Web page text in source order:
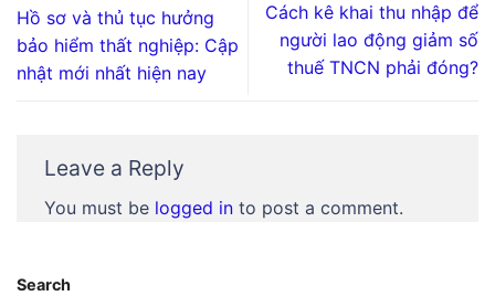
Hồ sơ và thủ tục hưởng
bảo hiểm thất nghiệp: Cập
nhật mới nhất hiện nay
Cách kê khai thu nhập để
người lao động giảm số
thuế TNCN phải đóng?
Leave a Reply
You must be logged in to post a comment.
Search